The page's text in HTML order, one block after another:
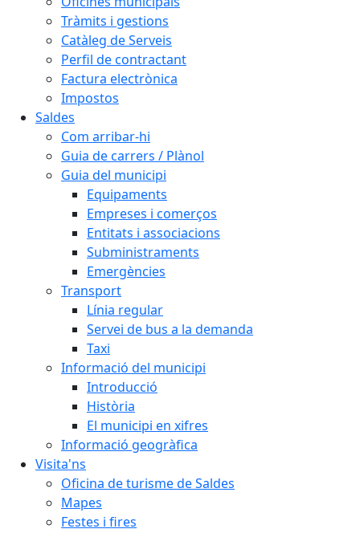
Tràmits i gestions
Catàleg de Serveis
Perfil de contractant
Factura electrònica
Impostos
Saldes
Com arribar-hi
Guia de carrers / Plànol
Guia del municipi
Equipaments
Empreses i comerços
Entitats i associacions
Subministraments
Emergències
Transport
Línia regular
Servei de bus a la demanda
Taxi
Informació del municipi
Introducció
Història
El municipi en xifres
Informació geogràfica
Visita'ns
Oficina de turisme de Saldes
Mapes
Festes i fires